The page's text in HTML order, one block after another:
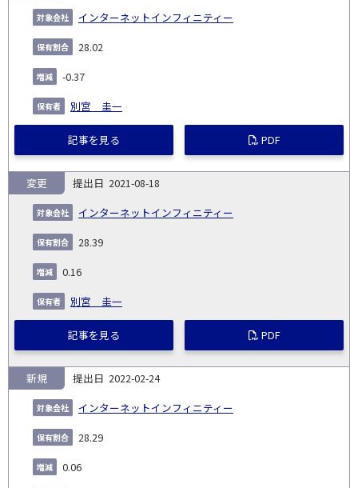
インターネットインフィニティー
28.02
-0.37
別宮 圭一
記事を見る PDF
2021-08-18
インターネットインフィニティー
変更
28.39
0.16
別宮 圭一
記事を見る PDF
2022-02-24
インターネットインフィニティー
新規
28.29
0.06